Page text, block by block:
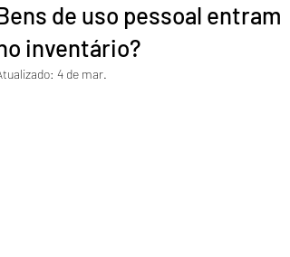
de uso pessoal entram
inventário?
4 de mar.